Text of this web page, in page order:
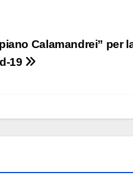
Calamandrei” per
19